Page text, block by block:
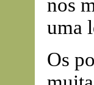
nos
uma
Os